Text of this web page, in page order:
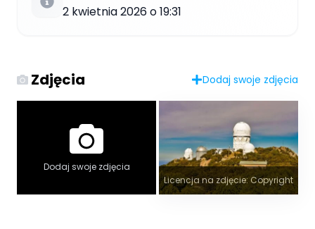
2 kwietnia 2026 o 19:31
Zdjęcia Dodaj swoje zdjęcia
Dodaj swoje zdjęcia
Licencja na zdjęcie: Copyright